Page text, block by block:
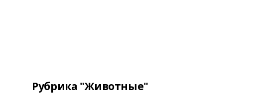
Рубрика "Животные"